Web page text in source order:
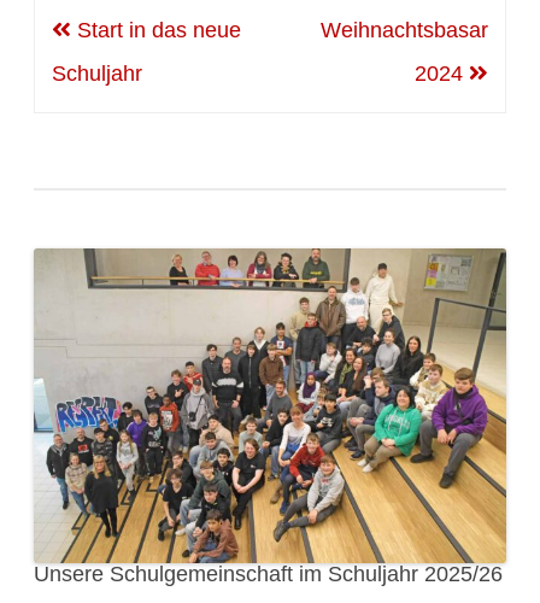
Beitragsnavigation
Start in das neue
Schuljahr
Weihnachtsbasar
2024
Unsere Schulgemeinschaft im Schuljahr 2025/26